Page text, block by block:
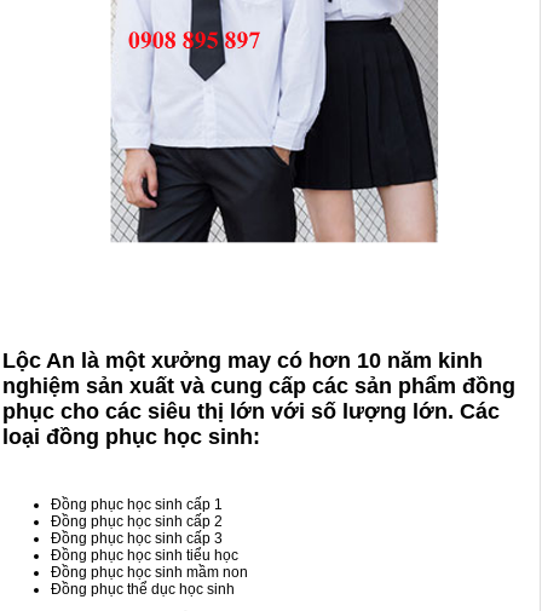
Lộc An là một xưởng may có hơn 10 năm kinh
nghiệm sản xuất và cung cấp các sản phẩm đồng
phục cho các siêu thị lớn với số lượng lớn. Các
loại đồng phục học sinh:
Đồng phục học sinh cấp 1
Đồng phục học sinh cấp 2
Đồng phục học sinh cấp 3
Đồng phục học sinh tiểu học
Đồng phục học sinh mầm non
Đồng phục thể dục học sinh